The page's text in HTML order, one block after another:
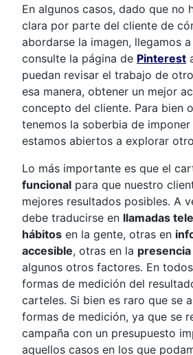
En algunos casos, dado que no
clara por parte del cliente de
abordarse la imagen, llegamos
consulte la página de Pinterest
puedan revisar el trabajo de
esa manera, obtener un mejor
concepto del cliente. Para bien
tenemos la soberbia de
estamos abiertos a explorar
Lo más importante es que el
funcional para que nuestro
mejores resultados posibles. A
debe traducirse en llamadas
hábitos en la gente, otras en
accesible, otras en la
algunos otros factores. En
formas de medición del
carteles. Si bien es raro que se
formas de medición, ya que se
campaña con un presupuesto
aquellos casos en los que